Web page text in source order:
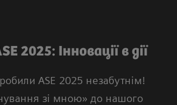
2025: Інновації в дії
ASE 2025 незабутнім!
зі мною» до нашого